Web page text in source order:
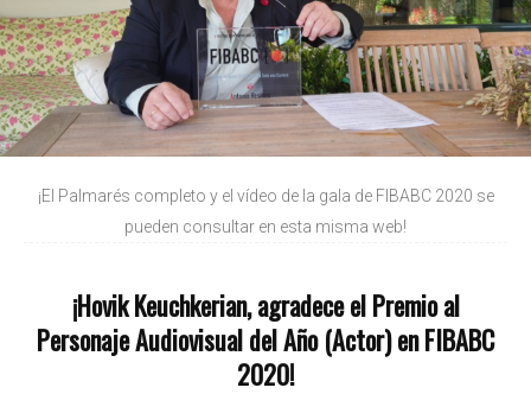
¡El Palmarés completo y el vídeo de la gala de FIBABC 2020 se
pueden consultar en esta misma web!
¡Hovik Keuchkerian, agradece el Premio al
Personaje Audiovisual del Año (Actor) en FIBABC
2020!